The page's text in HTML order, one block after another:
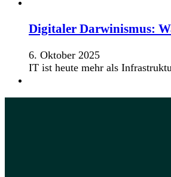
Digitaler Darwinismus:
6. Oktober 2025
IT ist heute mehr als